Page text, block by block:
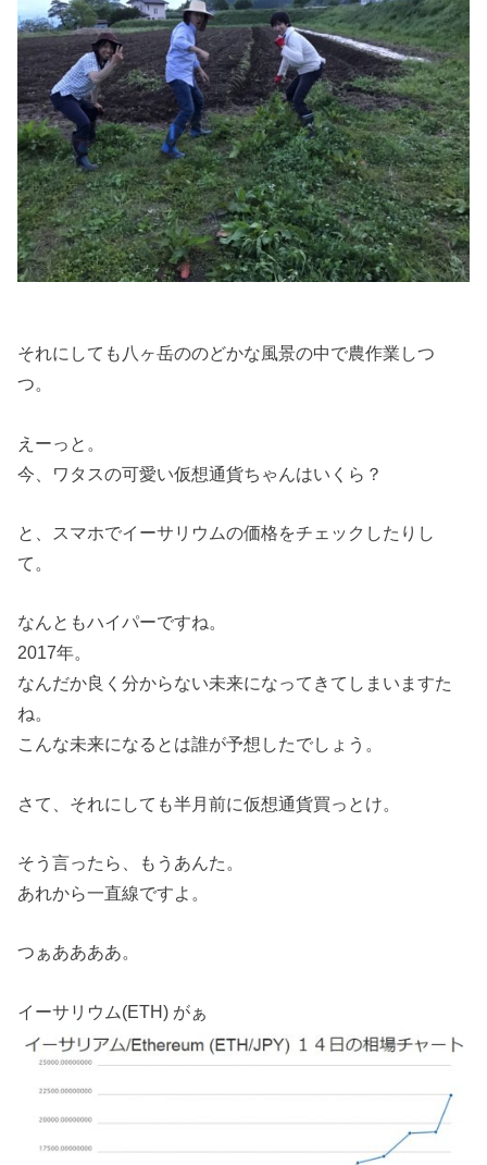
それにしても八ヶ岳ののどかな風景の中で農作業しつ
つ。
えーっと。
今、ワタスの可愛い仮想通貨ちゃんはいくら？
と、スマホでイーサリウムの価格をチェックしたりし
て。
なんともハイパーですね。
2017年。
なんだか良く分からない未来になってきてしまいますた
ね。
こんな未来になるとは誰が予想したでしょう。
さて、それにしても半月前に仮想通貨買っとけ。
そう言ったら、もうあんた。
あれから一直線ですよ。
つぁああああ。
イーサリウム(ETH) がぁ